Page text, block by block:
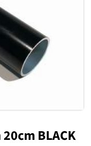
verlanglijst
BLACK